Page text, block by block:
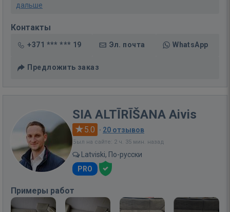
дальше
Контакты
+371 *** *** 19 Эл. почта WhatsApp
Предложить заказ
SIA ALTĪRĪŠANA Aivis
5.0 · 20 отзывов
Был на сайте: 2 ч. 35 мин. назад
Latviski, По-русски
PRO
Примеры работ